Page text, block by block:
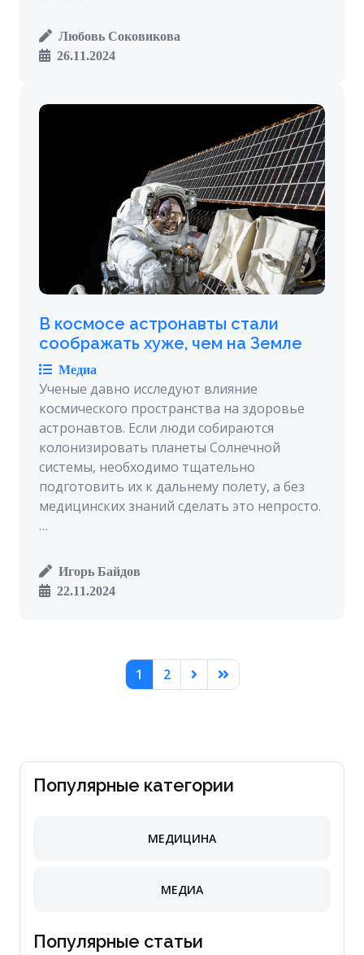
Любовь Соковикова
26.11.2024
В космосе астронавты стали
соображать хуже, чем на Земле
Медиа
Ученые давно исследуют влияние
космического пространства на здоровье
астронавтов. Если люди собираются
колонизировать планеты Солнечной
системы, необходимо тщательно
подготовить их к дальнему полету, а без
медицинских знаний сделать это непросто.
…
Игорь Байдов
22.11.2024
1 2
Популярные категории
МЕДИЦИНА
МЕДИА
Популярные статьи